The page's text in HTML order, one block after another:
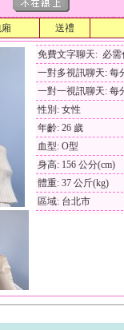
送禮
免費文字聊天: 必需
一對多視訊聊天: 每
一對一視訊聊天: 每
性別: 女性
年齡: 26 歲
血型: O型
身高: 156 公分(cm)
體重: 37 公斤(kg)
區域: 台北市